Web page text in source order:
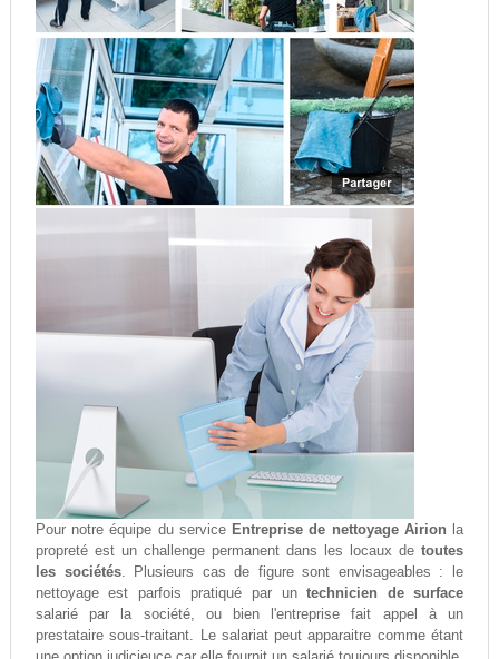
Pour notre équipe du service Entreprise de nettoyage Airion la
propreté est un challenge permanent dans les locaux detoutes
les sociétés. Plusieurs cas de figure sont envisageables : le
nettoyage est parfois pratiqué par untechnicien de surface
salarié par la société, ou bien l'entreprise fait appel à un
prestataire sous-traitant. Le salariat peut apparaitre comme étant